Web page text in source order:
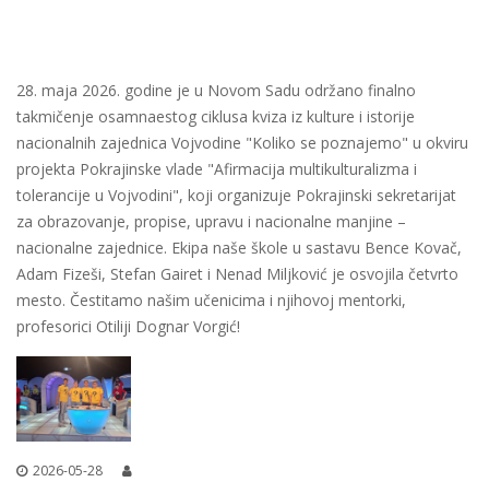
28. maja 2026. godine je u Novom Sadu održano finalno
takmičenje osamnaestog ciklusa kviza iz kulture i istorije
nacionalnih zajednica Vojvodine "Koliko se poznajemo" u okviru
projekta Pokrajinske vlade "Afirmacija multikulturalizma i
tolerancije u Vojvodini", koji organizuje Pokrajinski sekretarijat
za obrazovanje, propise, upravu i nacionalne manjine –
nacionalne zajednice. Ekipa naše škole u sastavu Bence Kovač,
Adam Fizeši, Stefan Gairet i Nenad Miljković je osvojila četvrto
mesto. Čestitamo našim učenicima i njihovoj mentorki,
profesorici Otiliji Dognar Vorgić!
2026-05-28